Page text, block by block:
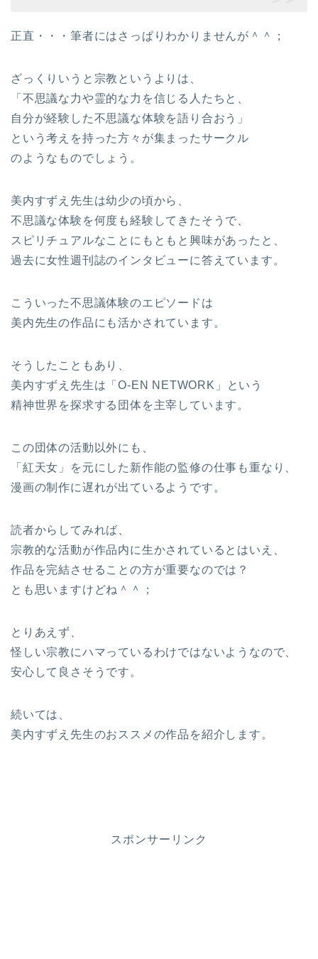
正直・・・筆者にはさっぱりわかりませんが＾＾；
ざっくりいうと宗教というよりは、
「不思議な力や霊的な力を信じる人たちと、
自分が経験した不思議な体験を語り合おう」
という考えを持った方々が集まったサークル
のようなものでしょう。
美内すずえ先生は幼少の頃から、
不思議な体験を何度も経験してきたそうで、
スピリチュアルなことにもともと興味があったと、
過去に女性週刊誌のインタビューに答えています。
こういった不思議体験のエピソードは
美内先生の作品にも活かされています。
そうしたこともあり、
美内すずえ先生は「O-EN NETWORK」という
精神世界を探求する団体を主宰しています。
この団体の活動以外にも、
「紅天女」を元にした新作能の監修の仕事も重なり、
漫画の制作に遅れが出ているようです。
読者からしてみれば、
宗教的な活動が作品内に生かされているとはいえ、
作品を完結させることの方が重要なのでは？
とも思いますけどね＾＾；
とりあえず、
怪しい宗教にハマっているわけではないようなので、
安心して良さそうです。
続いては、
美内すずえ先生のおススメの作品を紹介します。
スポンサーリンク